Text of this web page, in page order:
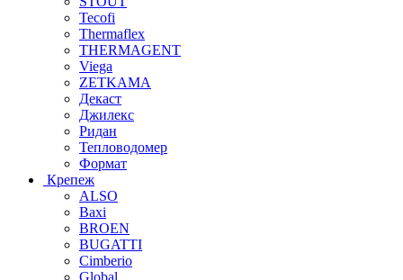
Tecofi
Thermaflex
THERMAGENT
Viega
ZETKAMA
Декаст
Джилекс
Ридан
Тепловодомер
Формат
Крепеж
ALSO
Baxi
BROEN
BUGATTI
Cimberio
Global